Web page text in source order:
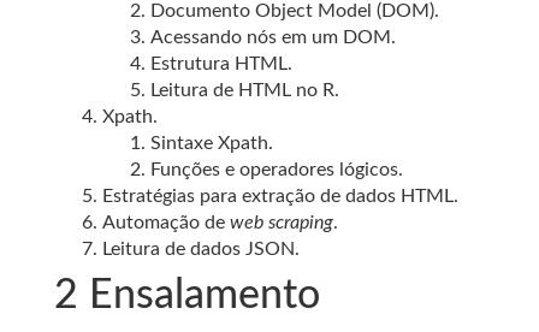
Documento Object Model (DOM).
Acessando nós em um DOM.
Estrutura HTML.
Leitura de HTML no R.
Xpath.
Sintaxe Xpath.
Funções e operadores lógicos.
Estratégias para extração de dados HTML.
Automação de web scraping.
Leitura de dados JSON.
2 Ensalamento